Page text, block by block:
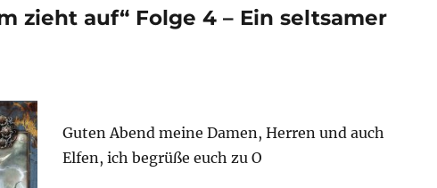
zieht auf“ Folge 4 – Ein seltsamer
Guten Abend meine Damen, Herren und auch
Elfen, ich begrüße euch zu O